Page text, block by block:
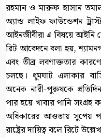
রহমান ও মারুফ হাসান
অ্যান্ড লাইফ ফাউন্ডেশন
আইনজীবীরা এ বিষয়ে আইনি
রিট আবেদনে বলা হয়,
এবং তীব্র লবণাক্ততার
চলছে। ধুমঘাট এলাকার
অনেক নারী-পুরুষকে
পার হয়ে খাবার পানি সংগ্রহ
অধিকারের আওতায় সুপেয়
রাষ্ট্রের দায়িত্ব বলে রিটে